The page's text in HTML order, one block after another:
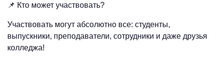
📌 Кто может участвовать?
Участвовать могут абсолютно все: студенты,
выпускники, преподаватели, сотрудники и даже друзья
колледжа!